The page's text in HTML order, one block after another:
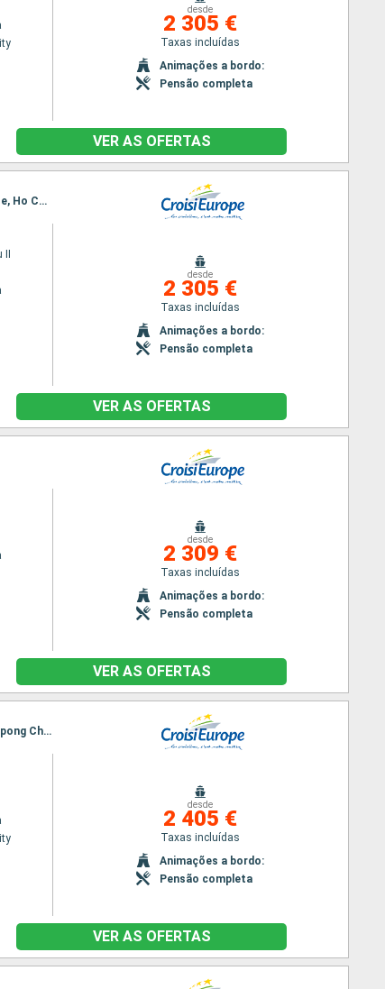
desde
2 305 €
Taxas incluídas
Animações a bordo:
Pensão completa
VER AS OFERTAS
Itinerário : Siem Reap, Angkor (Angkor Vat), Koh Chen, Kampong Tralach, Phnom Penh, Sa Dec, Cai Be, Ho Chi Minh City
desde
2 305 €
Taxas incluídas
Animações a bordo:
Pensão completa
VER AS OFERTAS
desde
2 309 €
Taxas incluídas
Animações a bordo:
Pensão completa
VER AS OFERTAS
Itinerário : Ho Chi Minh City, Chau Doc, Chao gao Canal, Cai Be, Sa Dec, Chau Doc, Phnom Penh, Kampong Chhnang, Tonle, Angkor (Angkor Vat)
desde
2 405 €
Taxas incluídas
Animações a bordo:
Pensão completa
VER AS OFERTAS